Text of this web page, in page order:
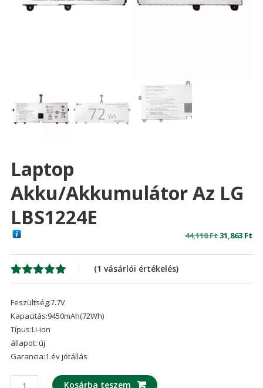
Laptop
Akku/akkumulátor Az LG
LBS1224E
44,118FtOriginal
31,863 Ft
Értékelés
ből,
1
értékelés
alapján
(1 vásárlói értékelés)
Feszültség:7.7V
Kapacitás:9450mAh(72Wh)
Típus:Li-ion
állapot: új
Garancia:1 év jótállás
laptop
Kosárba teszem